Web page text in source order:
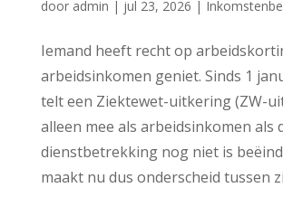
door admin | jul 23, 2026 |
Iemand heeft recht op
arbeidsinkomen geniet. Sinds 1
telt een Ziektewet-uitkering (ZW-
alleen mee als arbeidsinkomen als
dienstbetrekking nog niet is
maakt nu dus onderscheid tussen